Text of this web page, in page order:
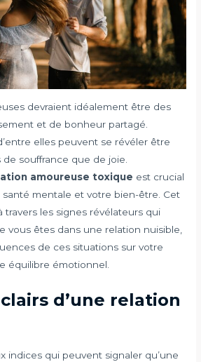
devraient idéalement être des
et de bonheur partagé.
elles peuvent se révéler être
souffrance que de joie.
amoureuse toxique est crucial
mentale et votre bien-être. Cet
travers les signes révélateurs qui
vous êtes dans une relation nuisible,
de ces situations sur votre
équilibre émotionnel.
d’une relation
indices qui peuvent signaler qu’une